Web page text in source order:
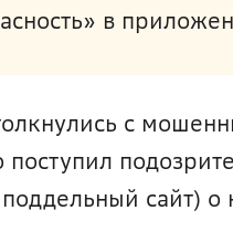
в
с
поступил
поддельный сайт) о